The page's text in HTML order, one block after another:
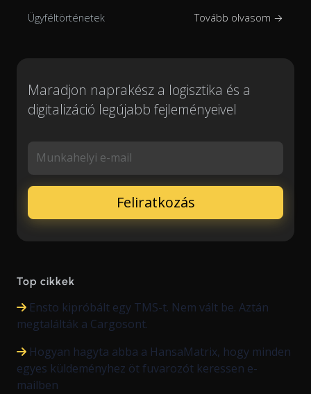
Ügyféltörténetek Tovább olvasom →
Maradjon naprakész a logisztika és a
digitalizáció legújabb fejleményeivel
Munkahelyi e-mail
Top cikkek
Ensto kipróbált egy TMS-t. Nem vált be. Aztán
megtalálták a Cargosont.
Hogyan hagyta abba a HansaMatrix, hogy minden
egyes küldeményhez öt fuvarozót keressen e-
mailben